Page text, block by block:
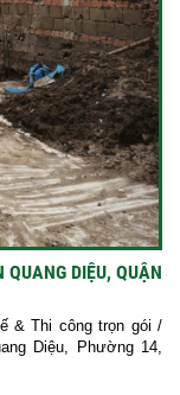
DIỆU, QUẬN
& Thi công trọn gói /
Diệu, Phường 14,